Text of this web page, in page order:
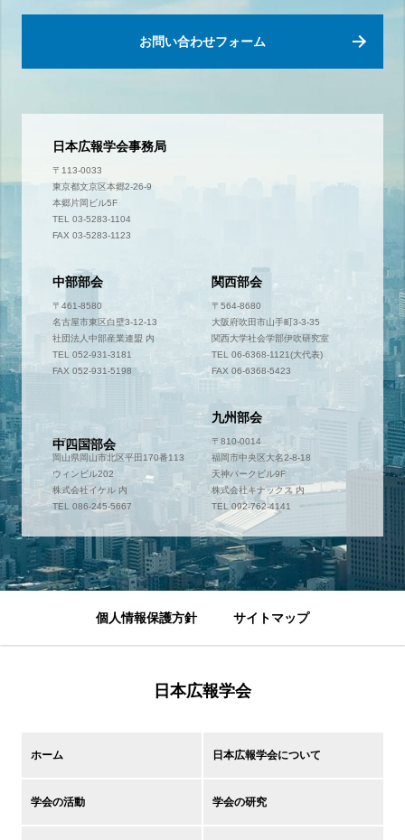
お問い合わせフォーム
日本広報学会事務局
〒113-0033
東京都文京区本郷2-26-9
本郷片岡ビル5F
TEL 03-5283-1104
FAX 03-5283-1123
中部部会
〒461-8580
名古屋市東区白壁3-12-13
社団法人中部産業連盟 内
TEL 052-931-3181
FAX 052-931-5198
関西部会
〒564-8680
大阪府吹田市山手町3-3-35
関西大学社会学部伊吹研究室
TEL 06-6368-1121(大代表)
FAX 06-6368-5423
中四国部会
〒700-0952
岡山県岡山市北区平田170番113
ウィンビル202
株式会社イケル 内
TEL 086-245-5667
九州部会
〒810-0014
福岡市中央区大名2-8-18
天神パークビル9F
株式会社キナックス 内
TEL 092-762-4141
個人情報保護方針 サイトマップ
日本広報学会
ホーム 日本広報学会について
学会の活動 学会の研究